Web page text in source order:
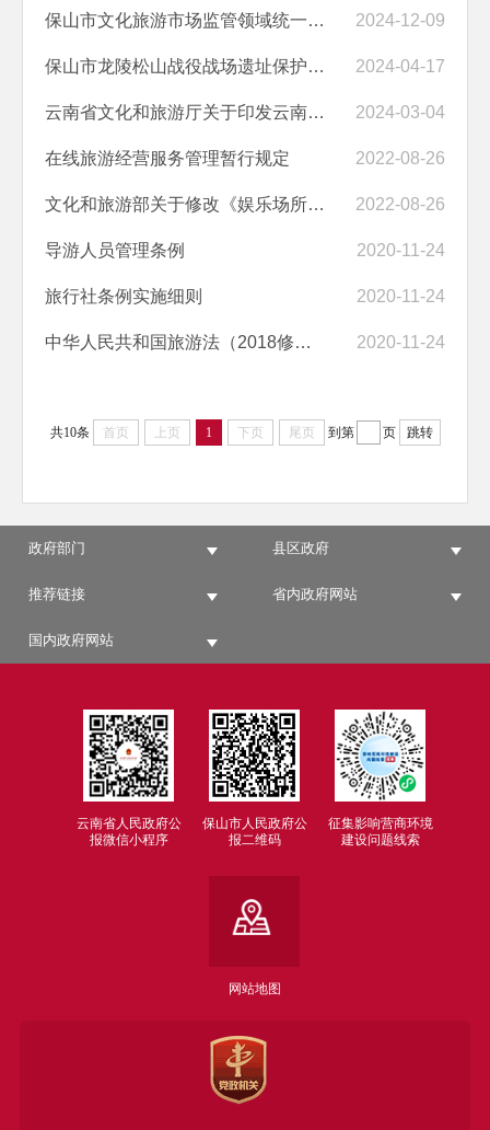
保山市文化旅游市场监管领域统一随机抽查事项清单（第五版） 2024-12-09
保山市龙陵松山战役战场遗址保护条例 2024-04-17
云南省文化和旅游厅关于印发云南省文化市场综合执法行政处罚裁量基准的通知 2024-03-04
在线旅游经营服务管理暂行规定 2022-08-26
文化和旅游部关于修改《娱乐场所管理办法》的决定 2022-08-26
导游人员管理条例 2020-11-24
旅行社条例实施细则 2020-11-24
中华人民共和国旅游法（2018修正） 2020-11-24
共10条 首页 上页 1 下页 尾页 到第 页 跳转
政府部门 县区政府
推荐链接 省内政府网站
国内政府网站
云南省人民政府公
报微信小程序
保山市人民政府公
报二维码
征集影响营商环境
建设问题线索
网站地图